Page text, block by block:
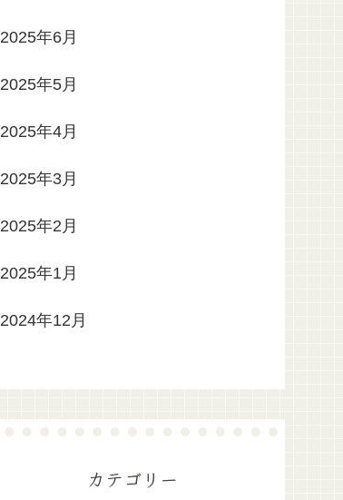
2025年6月
2025年5月
2025年4月
2025年3月
2025年2月
2025年1月
2024年12月
カテゴリー